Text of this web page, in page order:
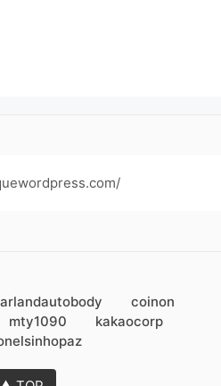
coinon
mty1090
kakaocorp